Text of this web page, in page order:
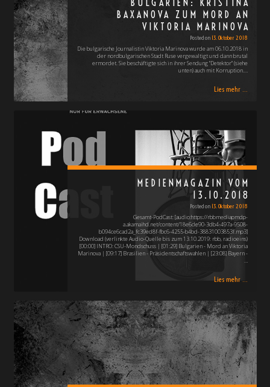
BULGARIEN: KRISTINA
BAXANOVA ZUM MORD AN
VIKTORIA MARINOVA
Posted on 13. Oktober 2018
Die bulgarische Journalistin Viktoria Marinova wurde am 06.10.2018 in
der nordbulgarischen Stadt Ruse vergewaltigt und dann brutal
ermordet. Sie beschäftigte sich in ihrer Sendung "Detektor" (siehe
unten) auch mit Korruption.…
Lies mehr ...
MEDIENMAGAZIN VOM
13.10.2018
Posted on 13. Oktober 2018
Gesamt-PodCast: [audio:https://rbbmediapmdp-
a.akamaihd.net/content/18e6de90-3db4-497a-9508-
b094ce6cad2a_fc39ed8f-fbc6-4255-b4bd-38831003853f.mp3]
Download (verlinkte Audio-Quelle bis zum 13.10.2019: rbb, radioeins)
[00:00] INTRO: CSU-Mondschuss | [01:29] Bulgarien - Mord an Viktoria
Marinova | [09:17] Brasilien - Präsidentschaftswahlen | [23:08] Bayern -
…
Lies mehr ...